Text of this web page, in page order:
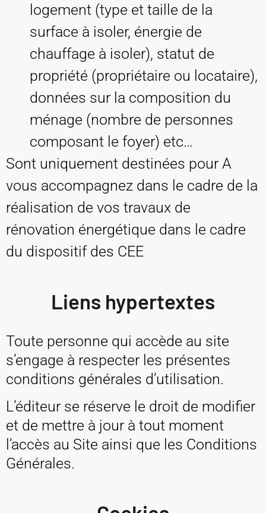
logement (type et taille de la
surface à isoler, énergie de
chauffage à isoler), statut de
propriété (propriétaire ou locataire),
données sur la composition du
ménage (nombre de personnes
composant le foyer) etc…
Sont uniquement destinées pour A
vous accompagnez dans le cadre de la
réalisation de vos travaux de
rénovation énergétique dans le cadre
du dispositif des CEE
Liens hypertextes
Toute personne qui accède au site
s’engage à respecter les présentes
conditions générales d’utilisation.
L’éditeur se réserve le droit de modifier
et de mettre à jour à tout moment
l’accès au Site ainsi que les Conditions
Générales.